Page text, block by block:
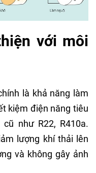
với môi
là khả năng làm
kiệm điện năng tiêu
như R22, R410a.
lượng khí thải lên
và không gây ảnh